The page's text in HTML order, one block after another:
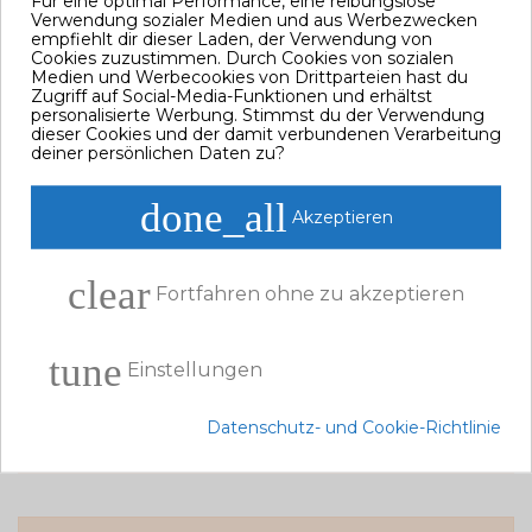
neuer Turbolader und ab Februar eine Erweiterung des Angebots an
Ersatzteilen für den nautischen Bereich beinhalten.
Wir laden Sie ein, uns jede Art von Verbesserung oder Vorschlag zu
melden, damit unser Angebot so vollständig wie möglich ist.
Frohes Neues Jahr!
Share this post
Comments (0)
Verwendung sozialer Medien und aus Werbezwecken
empfiehlt dir dieser Laden, der Verwendung von
Cookies zuzustimmen. Durch Cookies von sozialen
Medien und Werbecookies von Drittparteien hast du
Zugriff auf Social-Media-Funktionen und erhältst
personalisierte Werbung. Stimmst du der Verwendung
dieser Cookies und der damit verbundenen Verarbeitung
deiner persönlichen Daten zu?
done_all Akzeptieren
clear Fortfahren ohne zu akzeptieren
tune Einstellungen
Datenschutz- und Cookie-Richtlinie